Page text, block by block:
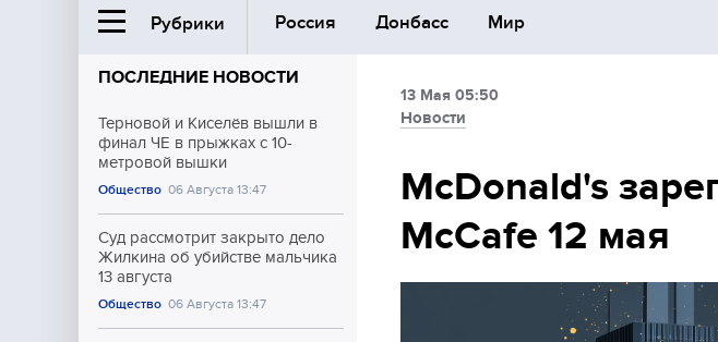
Рубрики Россия Донбасс Мир
Ближний Восток
Общество
Экономика
Культура
Спорт
ПОСЛЕДНИЕ НОВОСТИ
Терновой и Киселёв вышли в
финал ЧЕ в прыжках с 10-
метровой вышки
Общество 06 Августа 13:47
Суд рассмотрит закрыто дело
Жилкина об убийстве мальчика
13 августа
Общество 06 Августа 13:47
13 Мая 05:50
Новости
McDonald's
McCafe 12 мая